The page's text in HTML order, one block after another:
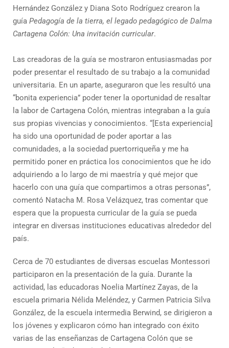
Hernández González y Diana Soto Rodríguez crearon la
guía Pedagogía de la tierra, el legado pedagógico de Dalma
Cartagena Colón: Una invitación curricular.
Las creadoras de la guía se mostraron entusiasmadas por
poder presentar el resultado de su trabajo a la comunidad
universitaria. En un aparte, aseguraron que les resultó una
“bonita experiencia” poder tener la oportunidad de resaltar
la labor de Cartagena Colón, mientras integraban a la guía
sus propias vivencias y conocimientos. “[Esta experiencia]
ha sido una oportunidad de poder aportar a las
comunidades, a la sociedad puertorriqueña y me ha
permitido poner en práctica los conocimientos que he ido
adquiriendo a lo largo de mi maestría y qué mejor que
hacerlo con una guía que compartimos a otras personas”,
comentó Natacha M. Rosa Velázquez, tras comentar que
espera que la propuesta curricular de la guía se pueda
integrar en diversas instituciones educativas alrededor del
país.
Cerca de 70 estudiantes de diversas escuelas Montessori
participaron en la presentación de la guía. Durante la
actividad, las educadoras Noelia Martínez Zayas, de la
escuela primaria Nélida Meléndez, y Carmen Patricia Silva
González, de la escuela intermedia Berwind, se dirigieron a
los jóvenes y explicaron cómo han integrado con éxito
varias de las enseñanzas de Cartagena Colón que se